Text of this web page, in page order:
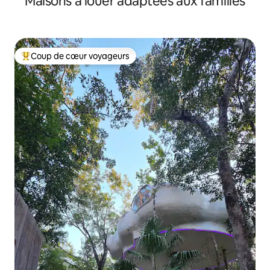
Coup de cœur voyageurs parmi les plus aimés
Coup de cœur voyageurs